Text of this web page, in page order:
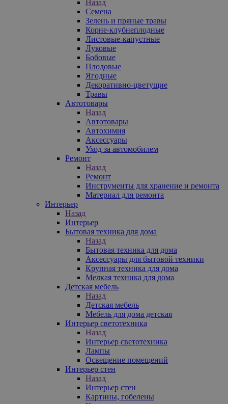
Назад
Семена
Зелень и пряные травы
Корне-клубнеплодные
Листовые-капустные
Луковые
Бобовые
Плодовые
Ягодные
Декоративно-цветущие
Травы
Автотовары
Назад
Автотовары
Автохимия
Аксессуары
Уход за автомобилем
Ремонт
Назад
Ремонт
Инструменты для хранение и ремонта
Материал для ремонта
Интерьер
Назад
Интерьер
Бытовая техника для дома
Назад
Бытовая техника для дома
Аксессуары для бытовой техники
Крупная техника для дома
Мелкая техника для дома
Детская мебель
Назад
Детская мебель
Мебель для дома детская
Интерьер светотехника
Назад
Интерьер светотехника
Лампы
Освещение помещений
Интерьер стен
Назад
Интерьер стен
Картины, гобелены